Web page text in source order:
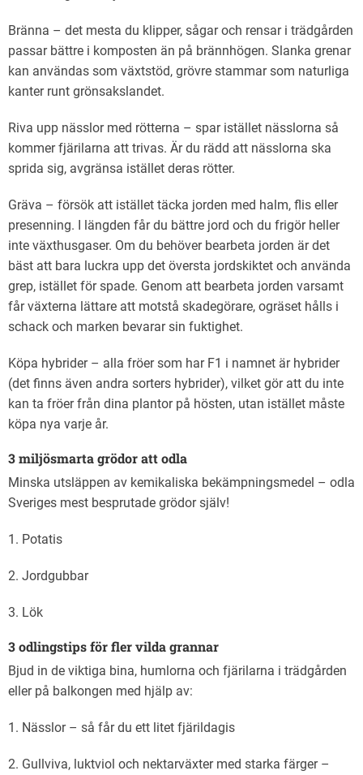
Bränna – det mesta du klipper, sågar och rensar i trädgården
passar bättre i komposten än på brännhögen. Slanka grenar
kan användas som växtstöd, grövre stammar som naturliga
kanter runt grönsakslandet.
Riva upp nässlor med rötterna – spar istället nässlorna så
kommer fjärilarna att trivas. Är du rädd att nässlorna ska
sprida sig, avgränsa istället deras rötter.
Gräva – försök att istället täcka jorden med halm, flis eller
presenning. I längden får du bättre jord och du frigör heller
inte växthusgaser. Om du behöver bearbeta jorden är det
bäst att bara luckra upp det översta jordskiktet och använda
grep, istället för spade. Genom att bearbeta jorden varsamt
får växterna lättare att motstå skadegörare, ogräset hålls i
schack och marken bevarar sin fuktighet.
Köpa hybrider – alla fröer som har F1 i namnet är hybrider
(det finns även andra sorters hybrider), vilket gör att du inte
kan ta fröer från dina plantor på hösten, utan istället måste
köpa nya varje år.
3 miljösmarta grödor att odla
Minska utsläppen av kemikaliska bekämpningsmedel – odla
Sveriges mest besprutade grödor själv!
1. Potatis
2. Jordgubbar
3. Lök
3 odlingstips för fler vilda grannar
Bjud in de viktiga bina, humlorna och fjärilarna i trädgården
eller på balkongen med hjälp av:
1. Nässlor – så får du ett litet fjärildagis
2. Gullviva, luktviol och nektarväxter med starka färger –